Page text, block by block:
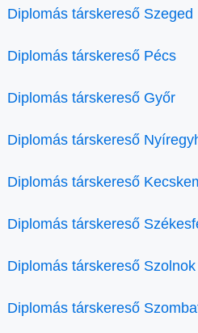
Diplomás társkereső Szeged
Diplomás társkereső Pécs
Diplomás társkereső Győr
Diplomás társkereső
Diplomás társkereső
Diplomás társkereső
Diplomás társkereső Szolnok
Diplomás társkereső